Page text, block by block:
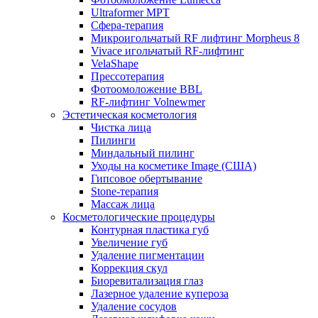
Ultraformer MPT
Сфера-терапия
Микроигольчатый RF лифтинг Morpheus 8
Vivace игольчатый RF-лифтинг
VelaShape
Прессотерапия
Фотоомоложение BBL
RF-лифтинг Volnewmer
Эстетическая косметология
Чистка лица
Пилинги
Миндальный пилинг
Уходы на косметике Image (США)
Гипсовое обертывание
Stone-терапия
Массаж лица
Косметологические процедуры
Контурная пластика губ
Увеличение губ
Удаление пигментации
Коррекция скул
Биоревитализация глаз
Лазерное удаление купероза
Удаление сосудов